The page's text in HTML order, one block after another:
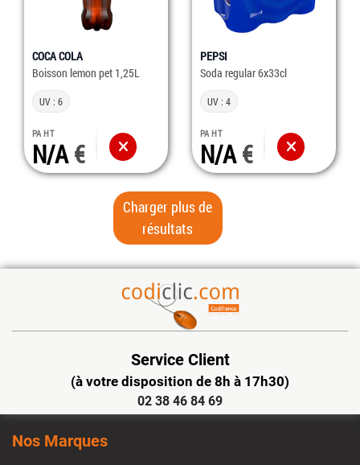
COCA COLA
Boisson lemon pet 1,25L
UV : 6
PA HT
N/A
PEPSI
Soda regular 6x33cl
UV : 4
PA HT
N/A
Charger plus de
résultats
Service Client
(à votre disposition de 8h à 17h30)
02 38 46 84 69
Nos Marques